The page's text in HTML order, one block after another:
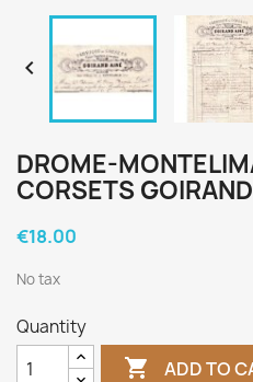

DROME-
CORSETS
€18.00
No tax
Quantity
 ADD TO